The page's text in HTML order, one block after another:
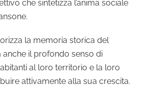
che sintetizza l’anima sociale
la memoria storica del
il profondo senso di
al loro territorio e la loro
attivamente alla sua crescita.